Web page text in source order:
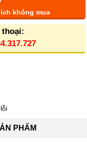
không mua
thoại:
PHẨM